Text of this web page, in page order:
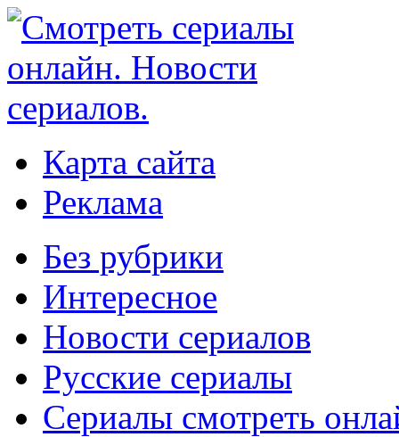
Карта сайта
Реклама
Без рубрики
Интересное
Новости сериалов
Русские сериалы
Сериалы смотреть